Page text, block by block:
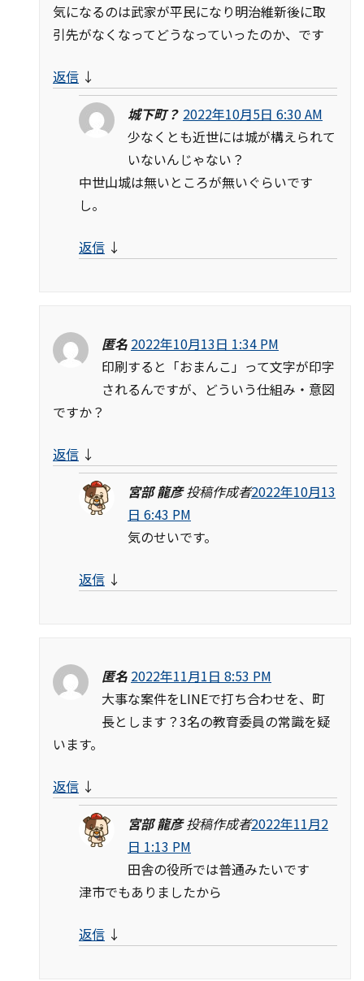
気になるのは武家が平民になり明治維新後に取
引先がなくなってどうなっていったのか、です
返信 ↓
城下町？ 2022年10月5日 6:30 AM
少なくとも近世には城が構えられて
いないんじゃない？
中世山城は無いところが無いぐらいです
し。
返信 ↓
匿名 2022年10月13日 1:34 PM
印刷すると「おまんこ」って文字が印字
されるんですが、どういう仕組み・意図
ですか？
返信 ↓
宮部 龍彦 投稿作成者2022年10月13
日 6:43 PM
気のせいです。
返信 ↓
匿名 2022年11月1日 8:53 PM
大事な案件をLINEで打ち合わせを、町
長とします？3名の教育委員の常識を疑
います。
返信 ↓
宮部 龍彦 投稿作成者2022年11月2
日 1:13 PM
田舎の役所では普通みたいです
津市でもありましたから
返信 ↓